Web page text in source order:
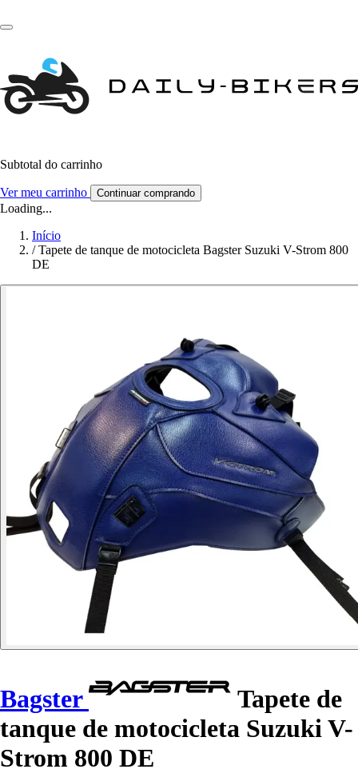
Subtotal do carrinho
Ver meu carrinho Continuar comprando
Loading...
Início
/ Tapete de tanque de motocicleta Bagster Suzuki V-Strom 800
DE
Bagster
Tapete de
tanque de motocicleta Suzuki V-
Strom 800 DE